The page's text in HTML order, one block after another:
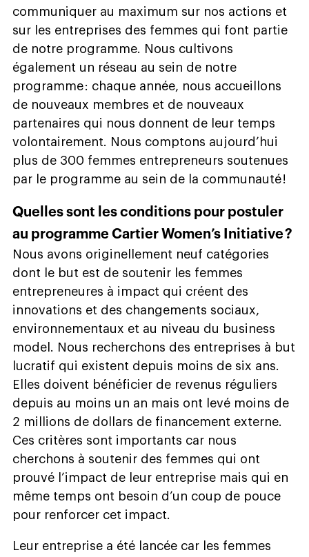
communiquer au maximum sur nos actions et
sur les entreprises des femmes qui font partie
de notre programme. Nous cultivons
également un réseau au sein de notre
programme : chaque année, nous accueillons
de nouveaux membres et de nouveaux
partenaires qui nous donnent de leur temps
volontairement. Nous comptons aujourd’hui
plus de 300 femmes entrepreneurs soutenues
par le programme au sein de la communauté !
Quelles sont les conditions pour postuler
au programme Cartier Women’s Initiative ?
Nous avons originellement neuf catégories
dont le but est de soutenir les femmes
entrepreneures à impact qui créent des
innovations et des changements sociaux,
environnementaux et au niveau du business
model. Nous recherchons des entreprises à but
lucratif qui existent depuis moins de six ans.
Elles doivent bénéficier de revenus réguliers
depuis au moins un an mais ont levé moins de
2 millions de dollars de financement externe.
Ces critères sont importants car nous
cherchons à soutenir des femmes qui ont
prouvé l’impact de leur entreprise mais qui en
même temps ont besoin d’un coup de pouce
pour renforcer cet impact.
Leur entreprise a été lancée car les femmes